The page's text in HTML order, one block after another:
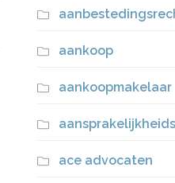
aankoop
aankoopmakelaar
ace advocaten